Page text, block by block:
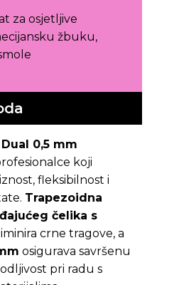
za osjetljive
žbuku,
0,5 mm
koji
fleksibilnost i
Trapezoidna
čelika s
crne tragove, a
osigurava savršenu
pri radu s